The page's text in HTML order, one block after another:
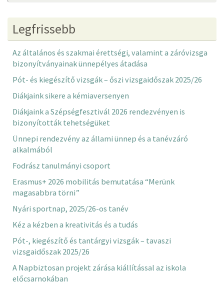
Legfrissebb
Az általános és szakmai érettségi, valamint a záróvizsga
bizonyítványainak ünnepélyes átadása
Pót- és kiegészítő vizsgák – őszi vizsgaidőszak 2025/26
Diákjaink sikere a kémiaversenyen
Diákjaink a Szépségfesztivál 2026 rendezvényen is
bizonyították tehetségüket
Ünnepi rendezvény az állami ünnep és a tanévzáró
alkalmából
Fodrász tanulmányi csoport
Erasmus+ 2026 mobilitás bemutatása “Merünk
magasabbra törni”
Nyári sportnap, 2025/26-os tanév
Kéz a kézben a kreativitás és a tudás
Pót-, kiegészítő és tantárgyi vizsgák – tavaszi
vizsgaidőszak 2025/26
A Napbiztosan projekt zárása kiállítással az iskola
előcsarnokában